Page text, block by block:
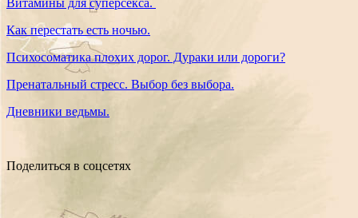
Как перестать есть ночью.
Психосоматика плохих дорог. Дураки или дороги?
Пренатальный стресс. Выбор без выбора.
Дневники ведьмы.
Поделиться в соцсетях